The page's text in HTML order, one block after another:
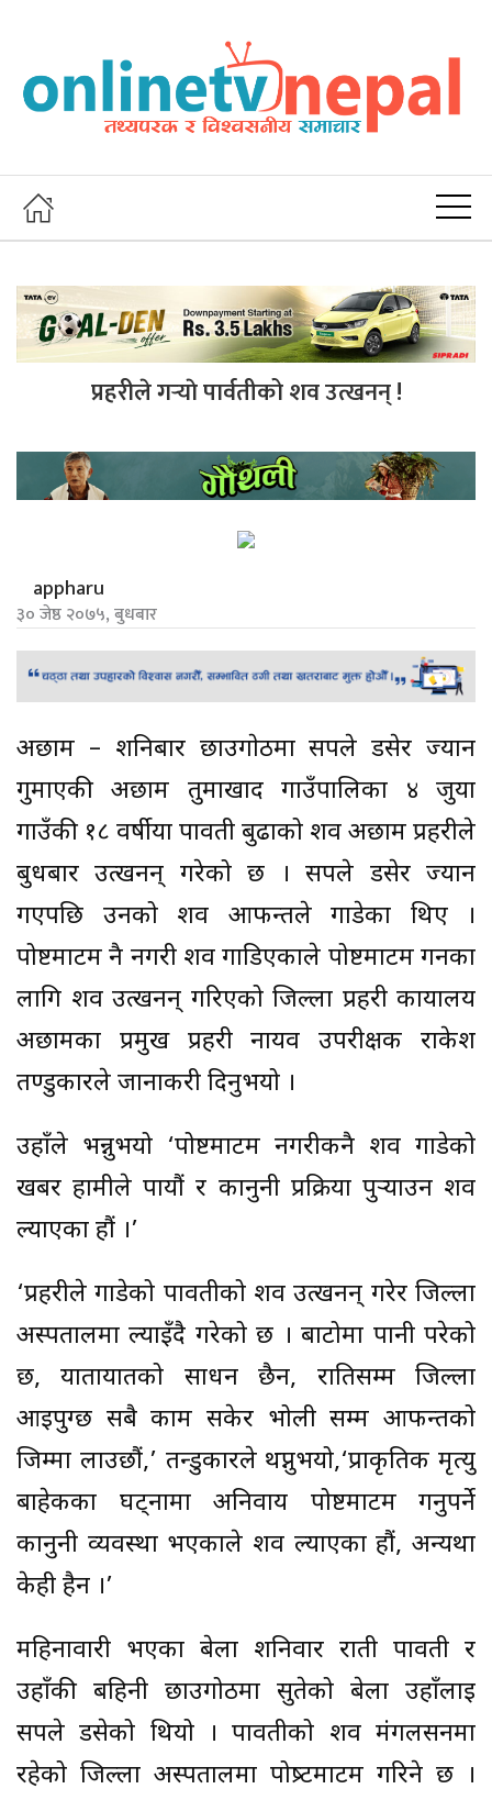
प्रहरीले गर्‍याे पार्वतीको शव उत्खनन् !
appharu
३० जेष्ठ २०७५, बुधबार
अछाम – शनिबार छाउगाेठमा सर्पले डसेर ज्यान
गुमाएकी अछाम तुर्माखाद गाउँपालिका ४ जुया
गाउँकी १८ वर्षीया पार्वती बुढाको शव अछाम प्रहरीले
बुधबार उत्खनन् गरेको छ । सर्पले डसेर ज्यान
गएपछि उनको शव आफन्तले गाडेका थिए ।
पोष्टमार्टम नै नगरी शव गाडिएकाले पोष्टमार्टम गर्नका
लागि शव उत्खनन् गरिएको जिल्ला प्रहरी कार्यालय
अछामका प्रमुख प्रहरी नायव उपरीक्षक राकेश
तण्डुकारले जानाकरी दिनुभयो ।
उहाँले भन्नुभयो ‘पोष्टमार्टम नगरीकनै शव गाडेको
खबर हामीले पायौं र कानुनी प्रक्रिया पुर्‍याउन शव
ल्याएका हौं ।’
‘प्रहरीले गाडेको पार्वतीको शव उत्खनन् गरेर जिल्ला
अस्पतालमा ल्याइँदै गरेको छ । बाटोमा पानी परेको
छ, यातायातको साधन छैन, रातिसम्म जिल्ला
आइपुग्छ सबै काम सकेर भोली सम्म आफन्तको
जिम्मा लाउछौं,’ तन्डुकारले थप्नुभयो,‘प्राकृतिक मृत्यु
बाहेकका घट्नामा अनिवार्य पोष्टमार्टम गर्नुपर्ने
कानुनी व्यवस्था भएकाले शव ल्याएका हाैं, अन्यथा
केही हैन ।’
महिनावारी भएका बेला शनिवार राती पार्वती र
उहाँकी बहिनी छाउगोठमा सुतेको बेला उहाँलाई
सर्पले डसेको थियो । पार्वतीको शव मंगलसनमा
रहेको जिल्ला अस्पतालमा पोष्र्टमार्टम गरिने छ ।